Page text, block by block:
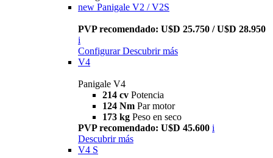
new Panigale V2 / V2S
PVP recomendado: U$D 25.750 / U$D 28.950
i
Configurar Descubrir más
V4
Panigale V4
214 cv Potencia
124 Nm Par motor
173 kg Peso en seco
PVP recomendado: U$D 45.600 i
Descubrir más
V4 S